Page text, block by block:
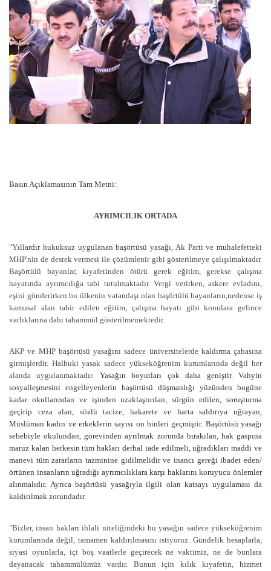
Basın Açıklamasının Tam Metni:
AYRIMCILIK ORTADA
"Yıllardır hukuksuz uygulanan başörtüsü yasağı, Ak Parti ve muhalefetteki
MHP'nin de destek vermesi ile çözümlenir gibi gösterilmeye çalışılmaktadır.
Başörtülü bayanlar, kıyafetinden ötürü gerek eğitim, gerekse çalışma
hayatında ayrımcılığa tabi tutulmaktadır. Vergi verirken, askere evladını,
eşini gönderirken bu ülkenin vatandaşı olan başörtülü bayanların,nedense iş
kamusal alan tabir edilen eğitim, çalışma hayatı gibi konulara gelince
varlıklarına dahi tahammül gösterilmemektedir.
AKP ve MHP başörtüsü yasağını sadece üniversitelerde kaldırma çabasına
girmişlerdir. Halbuki yasak sadece yükseköğrenim kurumlarında değil her
alanda uygulanmaktadır. Yasağın boyutları çok daha geniştir. Vahyin
sosyalleşmesini engelleyenlerin başörtüsü düşmanlığı yüzünden bugüne
kadar okullarından ve işinden uzaklaştırılan, sürgün edilen, soruşturma
geçirip ceza alan, sözlü tacize, hakarete ve hatta saldırıya uğrayan,
Müslüman kadın ve erkeklerin sayısı on binleri geçmiştir. Başörtüsü yasağı
sebebiyle okulundan, görevinden ayrılmak zorunda bırakılan, hak gaspına
maruz kalan herkesin tüm hakları derhal iade edilmeli, uğradıkları maddi ve
manevi tüm zararların tazminine gidilmelidir ve inancı gereği ibadet eden/
örtünen insanların uğradığı ayrımcılıklara karşı haklarını koruyucu önlemler
alınmalıdır. Ayrıca başörtüsü yasağıyla ilgili olan katsayı uygulaması da
kaldırılmak zorundadır.
"Bizler, insan hakları ihlali niteliğindeki bu yasağın sadece yükseköğrenim
kurumlarında değil, tamamen kaldırılmasını istiyoruz. Gündelik hesaplarla,
siyasi oyunlarla, içi boş vaatlerle geçirecek ne vaktimiz, ne de bunlara
dayanacak tahammülümüz vardır. Bunun için kılık kıyafetin, hizmet